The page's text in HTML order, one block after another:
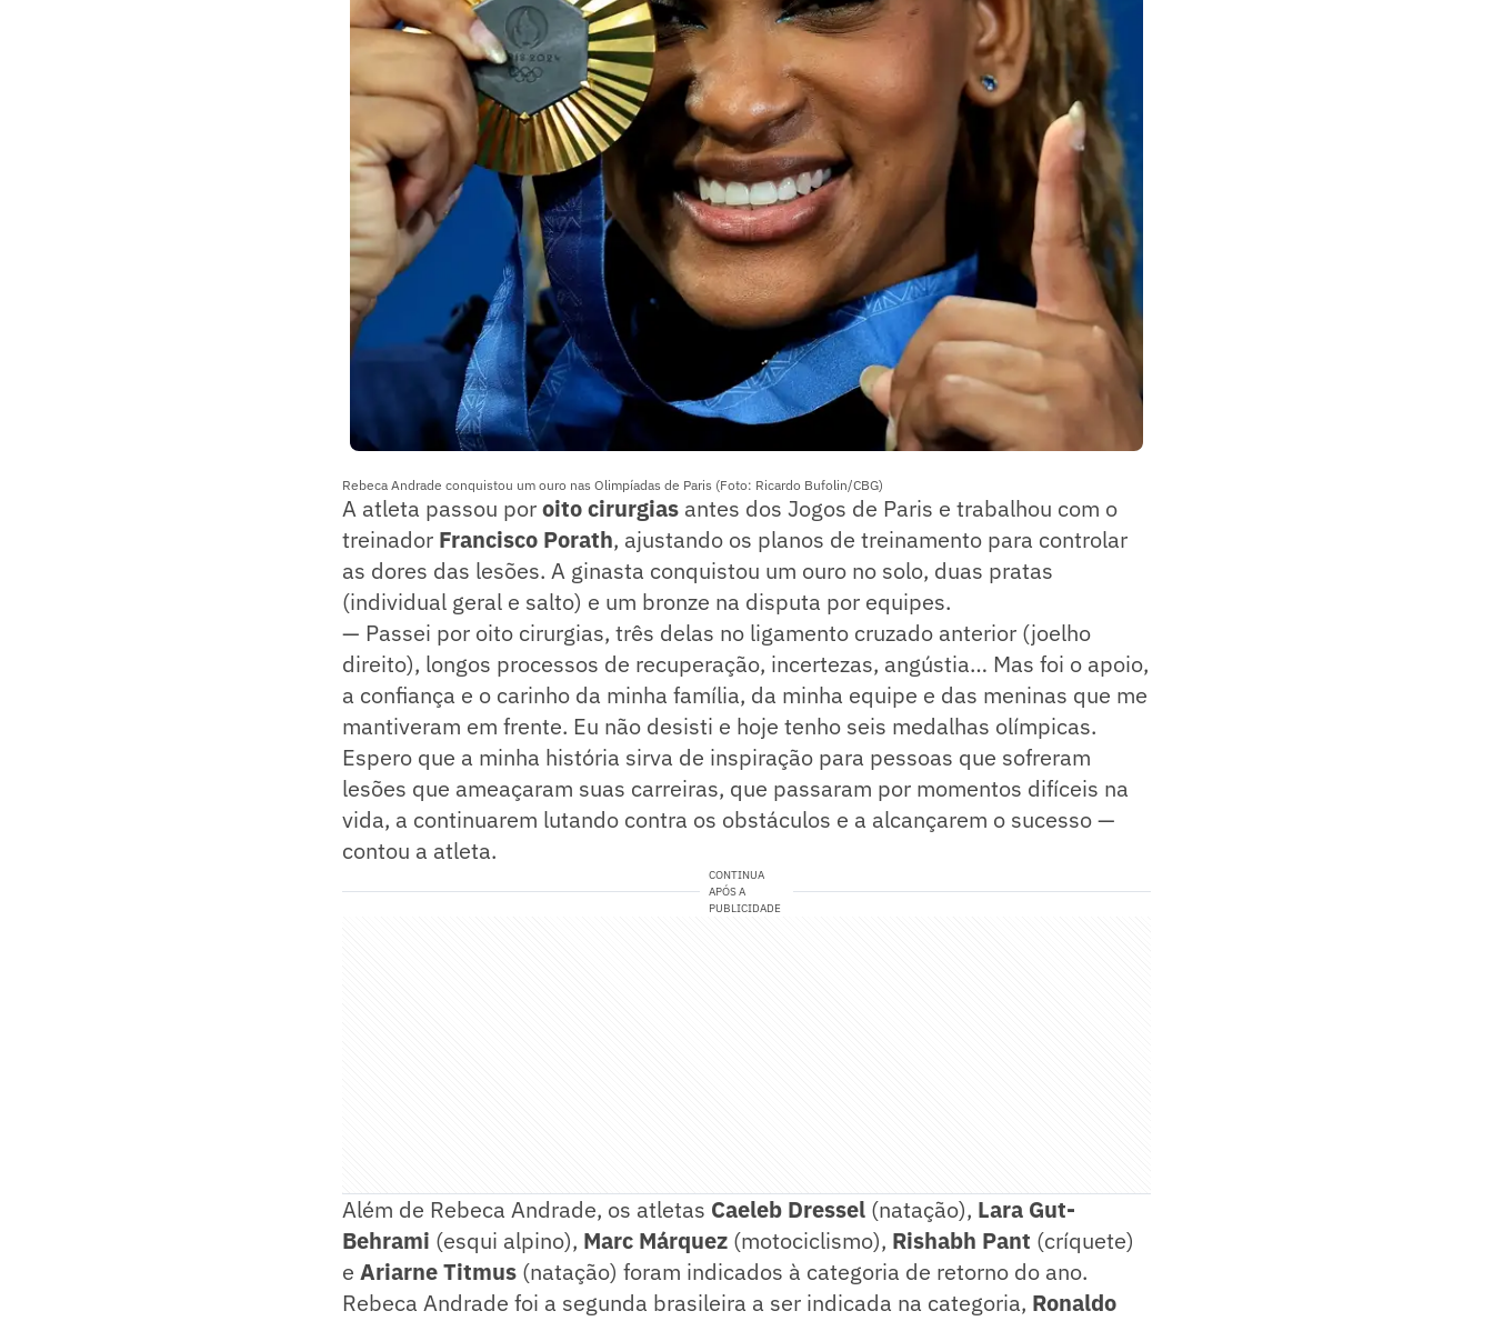
Rebeca Andrade conquistou um ouro nas Olimpíadas de Paris (Foto: Ricardo Bufolin/CBG)
A atleta passou poroito cirurgias antes dos Jogos de Paris e trabalhou com o
treinador Francisco Porath, ajustando os planos de treinamento para controlar
as dores das lesões. A ginasta conquistou um ouro no solo, duas pratas
(individual geral e salto) e um bronze na disputa por equipes.
— Passei por oito cirurgias, três delas no ligamento cruzado anterior (joelho
direito), longos processos de recuperação, incertezas, angústia… Mas foi o apoio,
a confiança e o carinho da minha família, da minha equipe e das meninas que me
mantiveram em frente. Eu não desisti e hoje tenho seis medalhas olímpicas.
Espero que a minha história sirva de inspiração para pessoas que sofreram
lesões que ameaçaram suas carreiras, que passaram por momentos difíceis na
vida, a continuarem lutando contra os obstáculos e a alcançarem o sucesso —
contou a atleta.
CONTINUA
APÓS A
PUBLICIDADE
Além de Rebeca Andrade, os atletas Caeleb Dressel (natação), Lara Gut-
Behrami (esqui alpino), Marc Márquez (motociclismo), Rishabh Pant (críquete)
e Ariarne Titmus (natação) foram indicados à categoria de retorno do ano.
Rebeca Andrade foi a segunda brasileira a ser indicada na categoria, Ronaldo